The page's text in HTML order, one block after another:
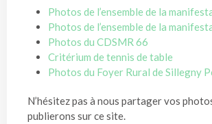
Photos de l’ensemble de la
Photos de l’ensemble de la
Photos du CDSMR 66
Critérium de tennis de table
Photos du Foyer Rural de Sillegny
N’hésitez pas à nous partager vos
publierons sur ce site.